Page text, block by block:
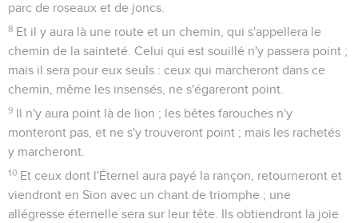
parc de roseaux et de joncs.
8 Et il y aura là une route et un chemin, qui s'appellera le
chemin de la sainteté. Celui qui est souillé n'y passera point ;
mais il sera pour eux seuls : ceux qui marcheront dans ce
chemin, même les insensés, ne s'égareront point.
9 Il n'y aura point là de lion ; les bêtes farouches n'y
monteront pas, et ne s'y trouveront point ; mais les rachetés
y marcheront.
10 Et ceux dont l'Éternel aura payé la rançon, retourneront et
viendront en Sion avec un chant de triomphe ; une
allégresse éternelle sera sur leur tête. Ils obtiendront la joie